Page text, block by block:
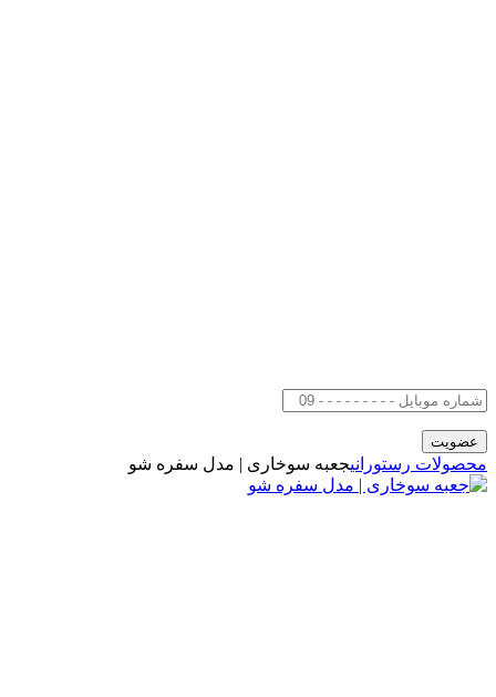
محصولات رستورانیجعبه سوخاری | مدل سفره شو